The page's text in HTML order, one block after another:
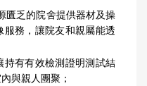
匱乏的院舍提供器材及操
服務，讓院友和親屬能透
持有有效檢測證明測試結
與親人團聚；